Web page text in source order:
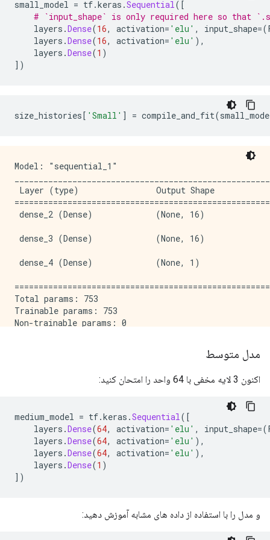
Epoch: 2000, accuracy:0.6853,
Epoch: 2100, accuracy:0.6871,
small_model = tf.keras .Sequential([
# `input_shape` is only required here so that
layers .Dense(16, activation= 'elu' , input_shape=(
layers .Dense(16, activation= 'elu' ),
layers .Dense(1 )
])
size_histories [ 'Small' ] = compile_and_fit(
Model: "sequential_1"
Layer (type)                Output Shape
dense_2 (Dense)             (None, 16)
dense_3 (Dense)             (None, 16)
dense_4 (Dense)             (None, 1)
Total params: 753
Trainable params: 753
Non-trainable params: 0
Epoch: 0, accuracy:0.4864,
Epoch: 100, accuracy:0.6386,
Epoch: 200, accuracy:0.6697,
Epoch: 300, accuracy:0.6838,
Epoch: 400, accuracy:0.6911,
Epoch: 500, accuracy:0.6930,
مدل متوسط
اکنون 3 لایه مخفی با 64 واحد را امتحان کنید:
medium_model = tf.keras .Sequential([
layers .Dense(64, activation= 'elu' , input_shape=(
layers .Dense(64, activation= 'elu' ),
layers .Dense(64, activation= 'elu' ),
layers .Dense(1 )
])
و مدل را با استفاده از داده های مشابه آموزش دهید: